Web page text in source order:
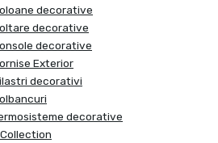
decorative
decorative
decorative
Exterior
decorativi
decorative